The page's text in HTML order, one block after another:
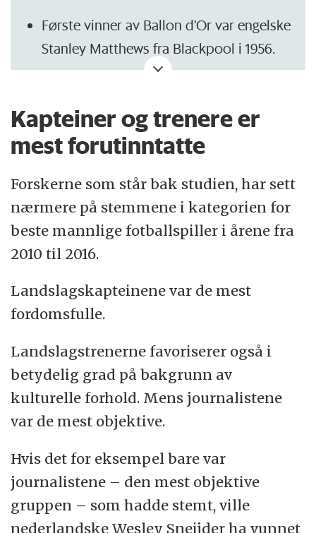
Første vinner av Ballon d'Or var engelske
Stanley Matthews fra Blackpool i 1956.
svarte edderkoppen» og «Den svarte
panteren». Han er den eneste keeperen
Allan Simonsen er den eneste nordiske
spilleren som har vunnet prisen. Han
fikk den i 1977.
afrikanske fotballspilleren som har
Aller har bare blitt vunnet av europeere
og søramerikanere.
Lionel Messi er den som har vunnet
prisen flest ganger. Han har vunnet den
sju ganger. Cristiano Ronaldo har vunnet
fem ganger.
Kapteiner og trenere er
mest forutinntatte
Forskerne som står bak studien, har sett
nærmere på stemmene i kategorien for
beste mannlige fotballspiller i årene fra
2010 til 2016.
Landslagskapteinene var de mest
fordomsfulle.
Landslagstrenerne favoriserer også i
betydelig grad på bakgrunn av
kulturelle forhold. Mens journalistene
var de mest objektive.
Hvis det for eksempel bare var
journalistene – den mest objektive
gruppen – som hadde stemt, ville
nederlandske Wesley Sneijder ha vunnet